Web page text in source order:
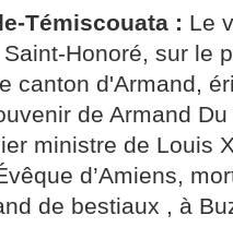
Témiscouata : Le
Honoré, sur le
canton d'Armand,
de Armand
ministre de Louis
d’Amiens,
de bestiaux , à